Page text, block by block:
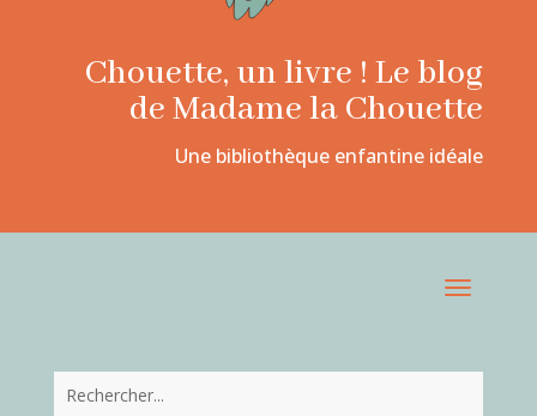
Chouette, un livre ! Le blog
de Madame la Chouette
Une bibliothèque enfantine idéale